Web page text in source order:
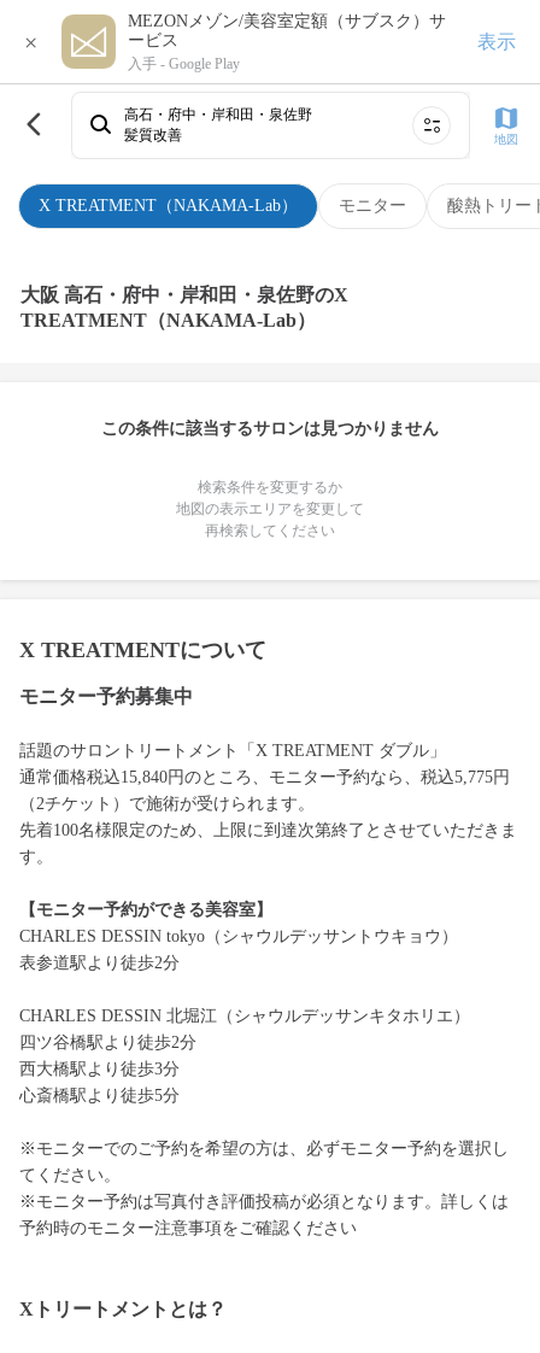
×
MEZONメゾン/美容室定額（サブスク）サ
ービス
入手 - Google Play
表示
X TREATMENT（NAKAMA-Lab） モニター 酸熱トリー
高石・府中・岸和田・泉佐野
髪質改善
地図
大阪 高石・府中・岸和田・泉佐野のX
TREATMENT（NAKAMA-Lab）
この条件に該当するサロンは見つかりません
検索条件を変更するか
地図の表示エリアを変更して
再検索してください
X TREATMENTについて
モニター予約募集中
話題のサロントリートメント「X TREATMENT ダブル」
通常価格税込15,840円のところ、モニター予約なら、税込5,775円
（2チケット）で施術が受けられます。
先着100名様限定のため、上限に到達次第終了とさせていただきま
す。
【モニター予約ができる美容室】
CHARLES DESSIN tokyo（シャウルデッサントウキョウ）
表参道駅より徒歩2分
CHARLES DESSIN 北堀江（シャウルデッサンキタホリエ）
四ツ谷橋駅より徒歩2分
西大橋駅より徒歩3分
心斎橋駅より徒歩5分
※モニターでのご予約を希望の方は、必ずモニター予約を選択し
てください。
※モニター予約は写真付き評価投稿が必須となります。詳しくは
予約時のモニター注意事項をご確認ください
Xトリートメントとは？